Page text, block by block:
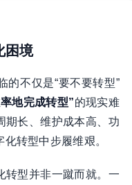
困境
的不仅是“要不要转型”
地完成转型”的现实难
期长、维护成本高、功
转型中步履维艰。
转型并非一蹴而就。一